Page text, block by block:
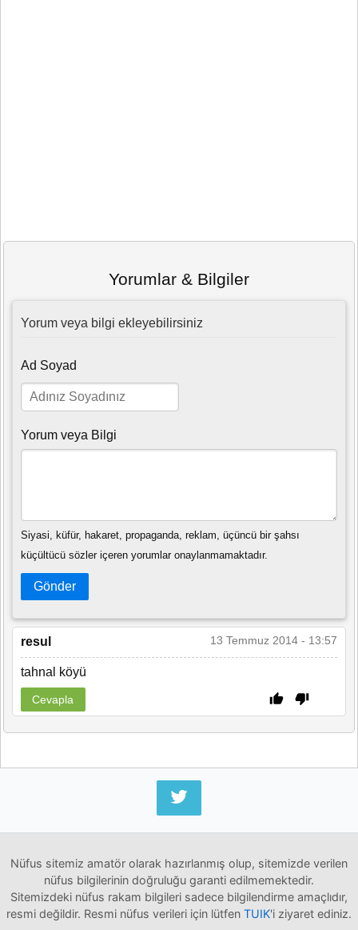
Yorumlar & Bilgiler
Yorum veya bilgi ekleyebilirsiniz
Ad Soyad
Yorum veya Bilgi
Siyasi, küfür, hakaret, propaganda, reklam, üçüncü bir şahsı
küçültücü sözler içeren yorumlar onaylanmamaktadır.
Gönder
resul 13 Temmuz 2014 - 13:57
tahnal köyü
Cevapla
Nüfus sitemiz amatör olarak hazırlanmış olup, sitemizde verilen
nüfus bilgilerinin doğruluğu garanti edilmemektedir.
Sitemizdeki nüfus rakam bilgileri sadece bilgilendirme amaçlıdır,
resmi değildir. Resmi nüfus verileri için lütfen TUIK'i ziyaret ediniz.